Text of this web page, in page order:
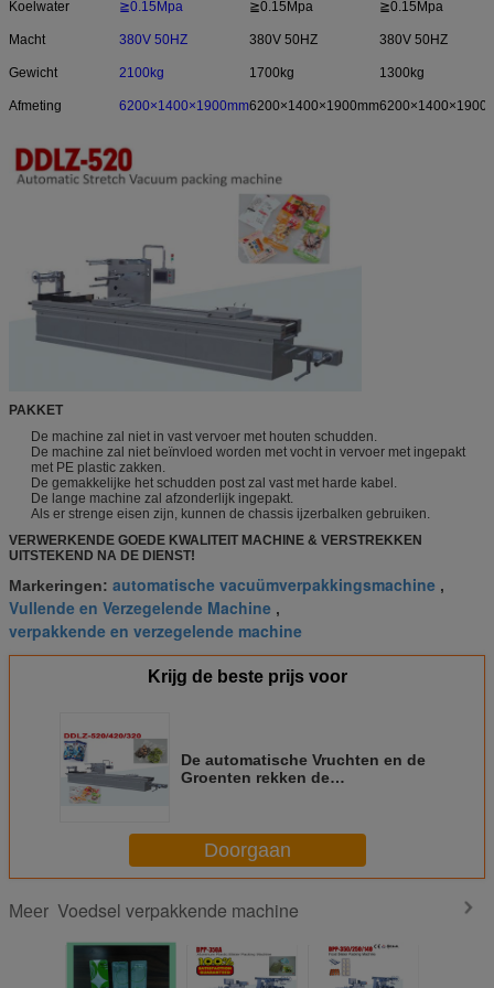
Koelwater ≧0.15Mpa ≧0.15Mpa ≧0.15Mpa
Macht 380V 50HZ 380V 50HZ 380V 50HZ
Gewicht 2100kg 1700kg 1300kg
Afmeting 6200×1400×1900mm6200×1400×1900mm
PAKKET
De machine zal niet in vast vervoer met houten schudden.
De machine zal niet beïnvloed worden met vocht in vervoer met ingepakt
met PE plastic zakken.
De gemakkelijke het schudden post zal vast met harde kabel.
De lange machine zal afzonderlijk ingepakt.
Als er strenge eisen zijn, kunnen de chassis ijzerbalken gebruiken.
VERWERKENDE GOEDE KWALITEIT MACHINE & VERSTREKKEN
UITSTEKEND NA DE DIENST!
Markeringen: automatische vacuümverpakkingsmachine ,
Vullende en Verzegelende Machine ,
verpakkende en verzegelende machine
Krijg de beste prijs voor
De automatische Vruchten en de
Groenten rekken de
Doorgaan
Meer Voedsel verpakkende machine